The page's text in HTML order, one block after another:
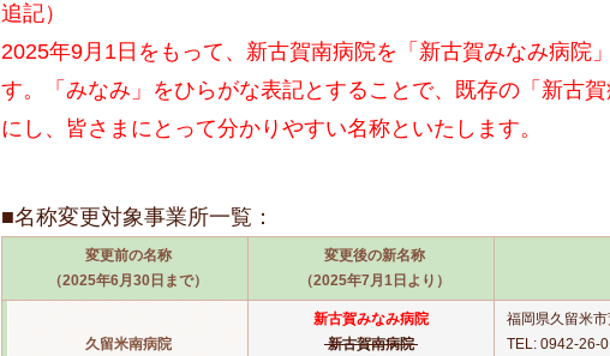
追記）
2025年9月1日をもって、新古賀南病院を「新古賀みなみ病院
す。「みなみ」をひらがな表記とすることで、既存の「新古
にし、皆さまにとって分かりやすい名称といたします。
■名称変更対象事業所一覧：
変更前の名称
（2025年6月30日まで）
変更後の新名称
（2025年7月1日より）
久留米南病院
新古賀みなみ病院
新古賀南病院
福岡県久留米
TEL: 0942-26-